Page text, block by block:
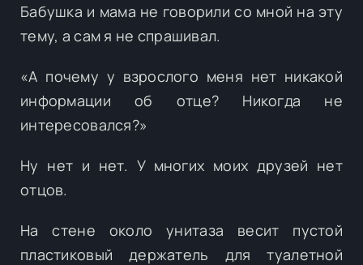
Бабушка и мама не говорили со мной на эту
тему, а сам я не спрашивал.
«А почему у взрослого меня нет никакой
информации об отце? Никогда не
интересовался?»
Ну нет и нет. У многих моих друзей нет
отцов.
На стене около унитаза весит пустой
пластиковый держатель для туалетной